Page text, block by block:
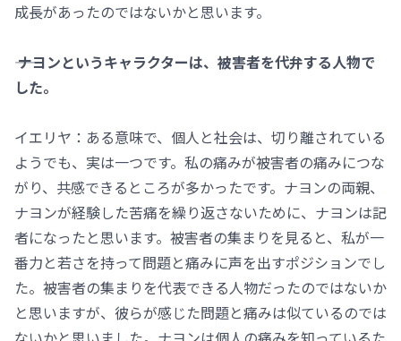
成長があったのではないかと思います。
―― ナヨンというキャラクターは、被害者を代弁する人物で
した。
イエリヤ：ある意味で、個人と社会は、切り離されている
ようでも、実は一つです。私の痛みが被害者の痛みにつな
がり、共感できるところが多かったです。ナヨンの両親、
ナヨンが経験した苦痛を繰り返さないために、ナヨンは記
者になったと思います。被害者の集まりを見ると、私が一
番力と若さを持って問題と痛みに声を出すポジションでし
た。被害者の集まりを代表できる人物だったのではないか
と思いますが、彼らが感じた問題と痛みは似ているのでは